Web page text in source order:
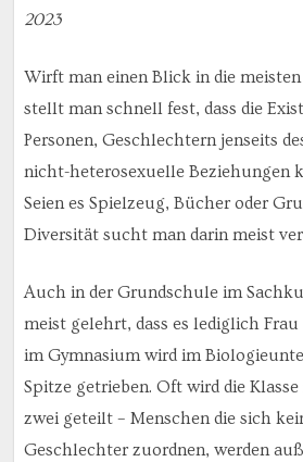
2023
Wirft man einen Blick in die
stellt man schnell fest, dass die
Personen, Geschlechtern jenseits
nicht-heterosexuelle Beziehungen
Seien es Spielzeug, Bücher oder
Diversität sucht man darin meist
Auch in der Grundschule im
meist gelehrt, dass es lediglich
im Gymnasium wird im
Spitze getrieben. Oft wird die
zwei geteilt – Menschen die sich
Geschlechter zuordnen, werden